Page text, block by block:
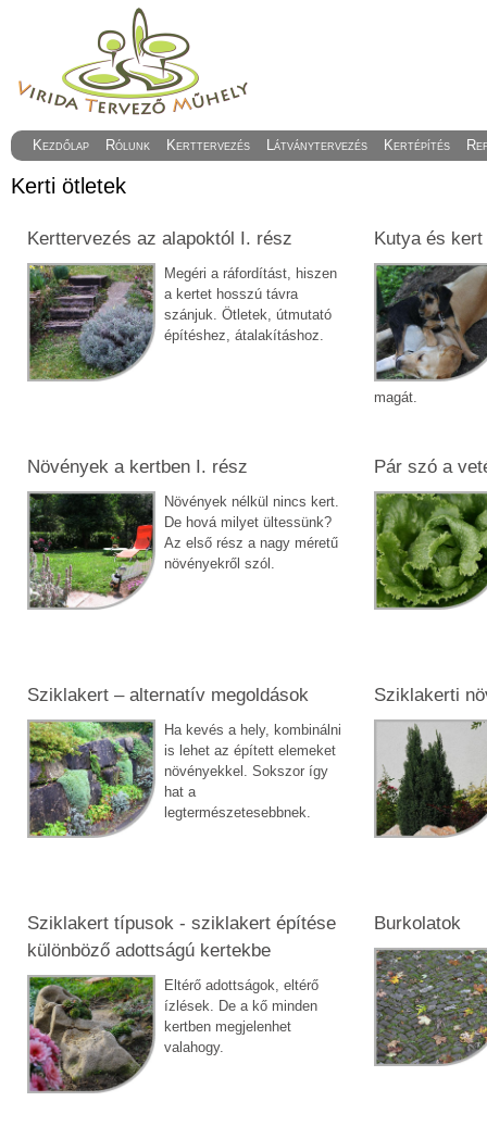
Kezdőlap Rólunk Kerttervezés Látványtervezés Kertépítés
Kerti ötletek
Kerttervezés az alapoktól I. rész
Megéri a ráfordítást, hiszen
a kertet hosszú távra
szánjuk. Ötletek, útmutató
építéshez, átalakításhoz.
Kutya és kert
magát.
Növények a kertben I. rész
Növények nélkül nincs kert.
De hová milyet ültessünk?
Az első rész a nagy méretű
növényekről szól.
Pár szó a
Sziklakert – alternatív megoldások
Ha kevés a hely, kombinálni
is lehet az épített elemeket
növényekkel. Sokszor így
hat a
legtermészetesebbnek.
Sziklakerti
Sziklakert típusok - sziklakert építése
különböző adottságú kertekbe
Eltérő adottságok, eltérő
ízlések. De a kő minden
kertben megjelenhet
valahogy.
Burkolatok